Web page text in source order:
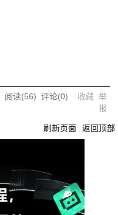
阅读(56) 评论(0) 收藏 举
报
刷新页面 返回顶部